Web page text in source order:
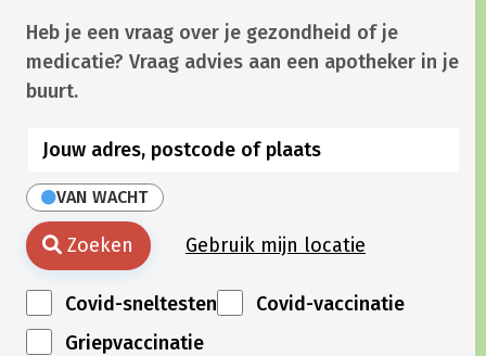
Heb je een vraag over je gezondheid of je
medicatie? Vraag advies aan een apotheker in je
buurt.
VAN WACHT
Zoeken Gebruik mijn locatie
Covid-sneltesten
Covid-vaccinatie
Griepvaccinatie